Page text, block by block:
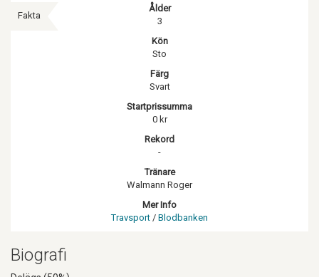
Fakta
Ålder
3
Kön
Sto
Färg
Svart
Startprissumma
0 kr
Rekord
-
Tränare
Walmann Roger
Mer Info
Travsport / Blodbanken
Biografi